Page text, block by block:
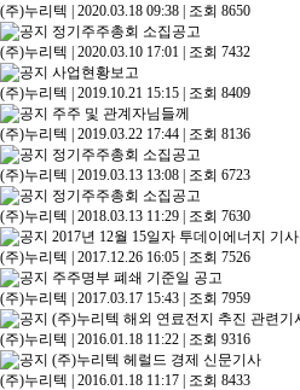
(주)누리텍 | 2020.03.18 09:38 | 조회 8650
정기주주총회 소집공고
(주)누리텍 | 2020.03.10 17:01 | 조회 7432
사업현황보고
(주)누리텍 | 2019.10.21 15:15 | 조회 8409
주주 및 관계자님들께
(주)누리텍 | 2019.03.22 17:44 | 조회 8136
정기주주총회 소집공고
(주)누리텍 | 2019.03.13 13:08 | 조회 6723
정기주주총회 소집공고
(주)누리텍 | 2018.03.13 11:29 | 조회 7630
2017년 12월 15일자 투데이에너지 기
(주)누리텍 | 2017.12.26 16:05 | 조회 7526
주주명부 폐쇄 기준일 공고
(주)누리텍 | 2017.03.17 15:43 | 조회 7959
(주)누리텍 해외 연료전지 추진 관련기
(주)누리텍 | 2016.01.18 11:22 | 조회 9316
(주)누리텍 헤럴드 경제 신문기사
(주)누리텍 | 2016.01.18 11:17 | 조회 8433